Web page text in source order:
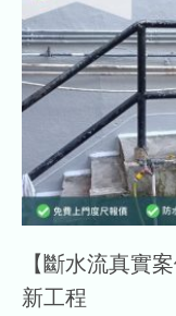
【斷水流真實
新工程